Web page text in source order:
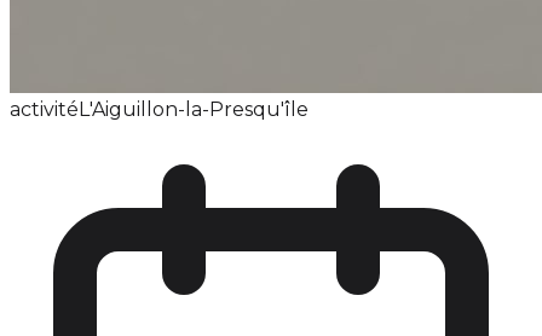
activitéL'Aiguillon-la-Presqu'île